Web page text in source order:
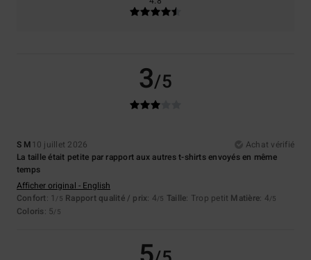
3/5
S M 10 juillet 2026
Achat vérifié
La taille était petite par rapport aux autres t-shirts envoyés en même
temps
Afficher original - English
Confort: 1 /5 Rapport qualité / prix: 4/5 Taille: Trop petit Matière: 4/5
Coloris: 5/5